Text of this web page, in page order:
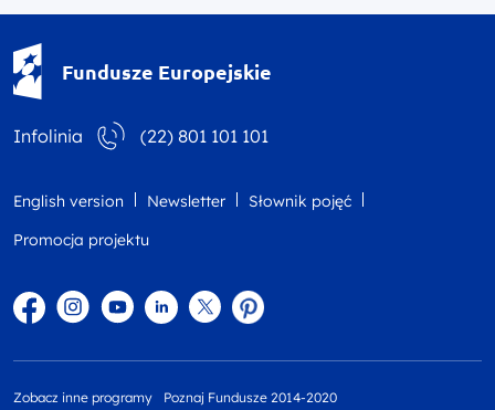
Fundusze Europejskie
Infolinia (22) 801 101 101
English version Newsletter
Słownik pojęć
Promocja projektu
FacebookInstagram
YouTubeLinkedintwitterPinterest
Zobacz inne programy Poznaj Fundusze 2014-2020